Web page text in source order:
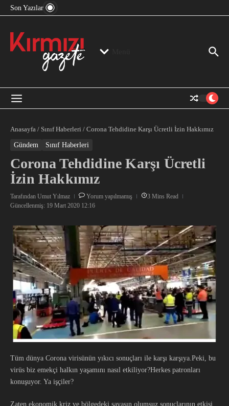
İçeriğe atla
Son Yazılar
“Mutlak Butlan” ve Bir Kez Daha Rejimin “Kendinden
Anasayfa / Sınıf Haberleri / Corona Tehdidine Karşı Ücretli İzin Hakkımız
Gündem Sınıf Haberleri
Corona Tehdidine Karşı Ücretli
İzin Hakkımız
Tarafından Umut Yılmaz Yorum yapılmamış
3 Mins Read
Güncellenmiş: 19 Mart 2020 12:16
Tüm dünya Corona virisünün yıkıcı sonuçları ile karşı karşıya.Peki, bu
virüs biz emekçi halkın yaşamını nasıl etkiliyor?Herkes patronları
konuşuyor. Ya işçiler?
Zaten ekonomik kriz ve bölgedeki savaşın olumsuz sonuçlarının etkisi